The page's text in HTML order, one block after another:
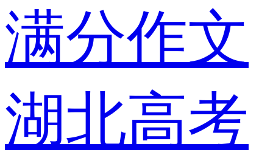
满分作文
湖北高考